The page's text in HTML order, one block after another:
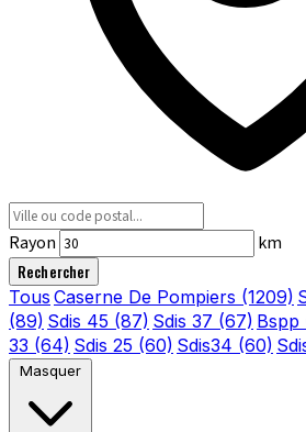
Rayon km
Rechercher
Tous Caserne De Pompiers (1209)
(89) Sdis 45 (87) Sdis 37 (67) Bspp
33 (64) Sdis 25 (60) Sdis34 (60)
Masquer